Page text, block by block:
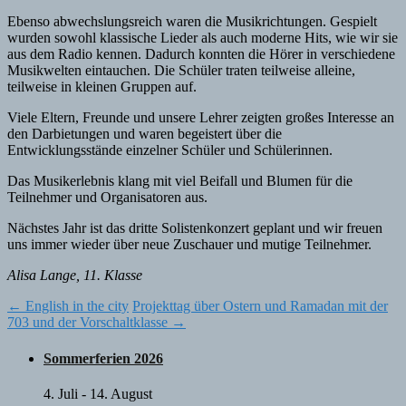
Ebenso abwechslungsreich waren die Musikrichtungen. Gespielt
wurden sowohl klassische Lieder als auch moderne Hits, wie wir sie
aus dem Radio kennen. Dadurch konnten die Hörer in verschiedene
Musikwelten eintauchen. Die Schüler traten teilweise alleine,
teilweise in kleinen Gruppen auf.
Viele Eltern, Freunde und unsere Lehrer zeigten großes Interesse an
den Darbietungen und waren begeistert über die
Entwicklungsstände einzelner Schüler und Schülerinnen.
Das Musikerlebnis klang mit viel Beifall und Blumen für die
Teilnehmer und Organisatoren aus.
Nächstes Jahr ist das dritte Solistenkonzert geplant und wir freuen
uns immer wieder über neue Zuschauer und mutige Teilnehmer.
Alisa Lange, 11. Klasse
Post
navigation
← English in the city Projekttag über Ostern und Ramadan mit der
703 und der Vorschaltklasse →
Sommerferien 2026
4. Juli - 14. August